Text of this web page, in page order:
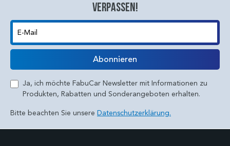
verpassen!
E-Mail
Abonnieren
Ja, ich möchte FabuCar Newsletter mit Informationen zu
Produkten, Rabatten und Sonderangeboten erhalten.
Bitte beachten Sie unsere Datenschutzerklärung.